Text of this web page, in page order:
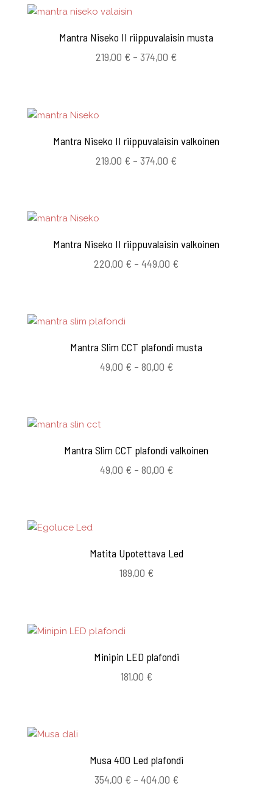
Mantra Niseko II riippuvalaisin musta
219,00 € – 374,00 €Hintaluokka:
Mantra Niseko II riippuvalaisin valkoinen
219,00 € – 374,00 €Hintaluokka:
Mantra Niseko II riippuvalaisin valkoinen
220,00 € – 449,00 €Hintaluokka:
Mantra Slim CCT plafondi musta
49,00 € – 80,00 €Hintaluokka:
Mantra Slim CCT plafondi valkoinen
49,00 € – 80,00 €Hintaluokka:
Matita Upotettava Led
189,00 €
Minipin LED plafondi
181,00 €
Musa 400 Led plafondi
354,00 € – 404,00 €Hintaluokka: